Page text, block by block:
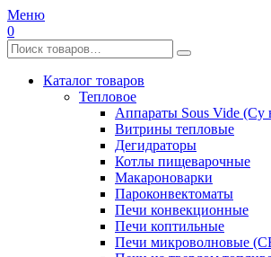
Меню
0
Каталог товаров
Тепловое
Аппараты Sous Vide (Су
Витрины тепловые
Дегидраторы
Котлы пищеварочные
Макароноварки
Пароконвектоматы
Печи конвекционные
Печи коптильные
Печи микроволновые